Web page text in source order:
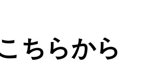
ちらから